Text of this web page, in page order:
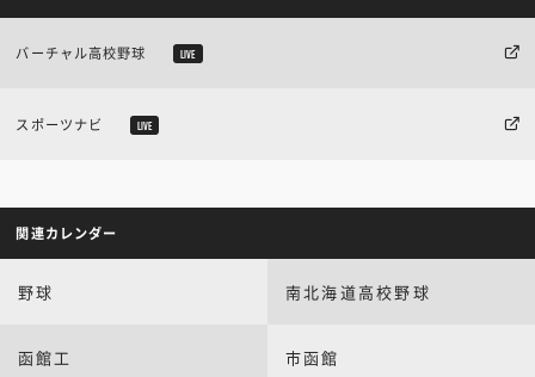
バーチャル高校野球 LIVE
スポーツナビ LIVE
関連カレンダー
野球 南北海道高校野球
函館工 市函館